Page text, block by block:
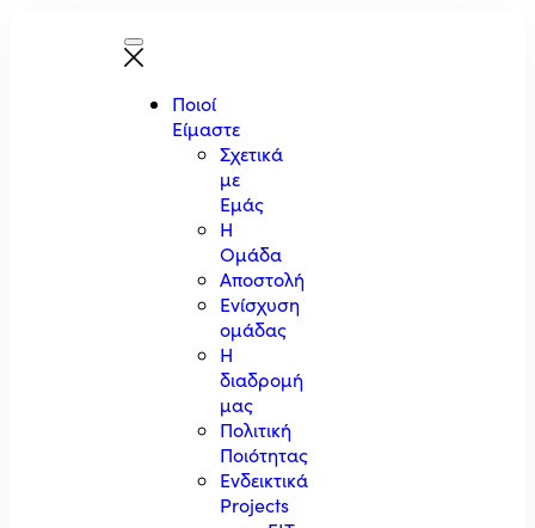
Ποιοί
Είμαστε
Σχετικά
με
Εμάς
Η
Ομάδα
Αποστολή
Ενίσχυση
ομάδας
Η
διαδρομή
μας
Πολιτική
Ποιότητας
Ενδεικτικά
Projects